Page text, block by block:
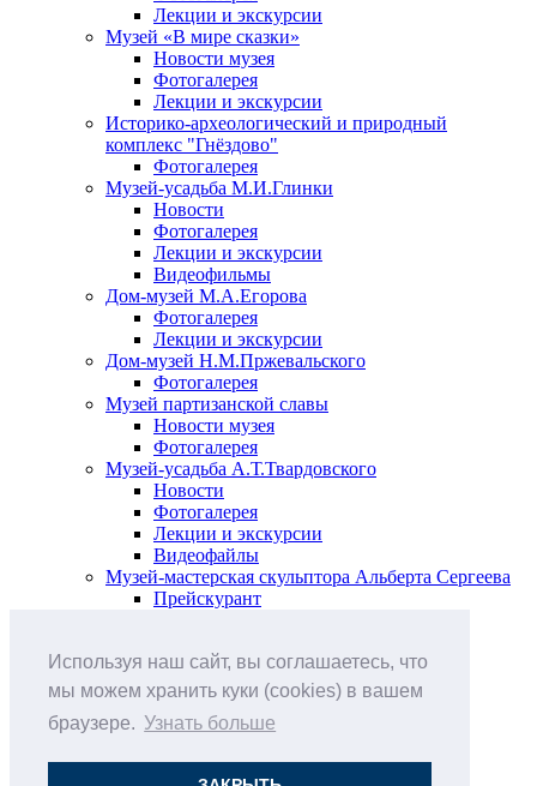
Используя наш сайт, вы соглашаетесь, что
мы можем хранить куки (cookies) в вашем
браузере. Узнать больше
Лекции и экскурсии
Музей «В мире сказки»
Новости музея
Фотогалерея
Лекции и экскурсии
Историко-археологический и природный
комплекс "Гнёздово"
Фотогалерея
Музей-усадьба М.И.Глинки
Новости
Фотогалерея
Лекции и экскурсии
Видеофильмы
Дом-музей М.А.Егорова
Фотогалерея
Лекции и экскурсии
Дом-музей Н.М.Пржевальского
Фотогалерея
Музей партизанской славы
Новости музея
Фотогалерея
Музей-усадьба А.Т.Твардовского
Новости
Фотогалерея
Лекции и экскурсии
Видеофайлы
Музей-мастерская скульптора Альберта Сергеева
Прейскурант
Анонс мероприятий
Виртуальные выставки
О музее